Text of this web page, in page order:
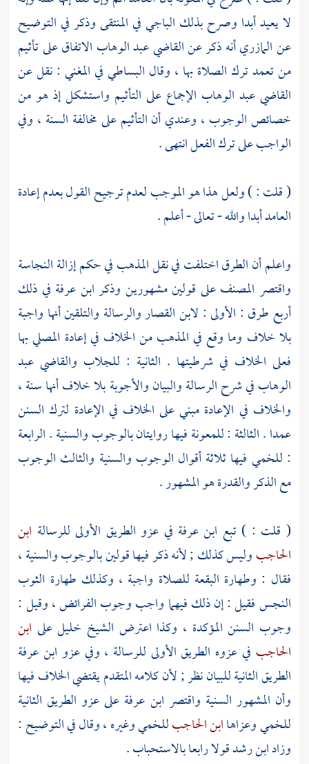
لا يعيد أبدا وصرح بذلك الباجيفي المنتقى وذكر في التوضيح
عنالمازريأنه ذكر عن القاضيعبد الوهاب الاتفاق على تأثيم
من تعمد ترك الصلاة بها ، وقال البساطيفي المغني : نقل عن
القاضي عبد الوهاب الإجماع على التأثيم واستشكل إذ هو من
خصائص الوجوب ، وعندي أن التأثيم على مخالفة السنة ، وفي
الواجب على ترك الفعل انتهى .
(قلت: ) ولعل هذا هو الموجب لعدم ترجيح القول بعدم إعادة
العامد أبدا والله - تعالى - أعلم .
واعلم أن الطرق اختلفت في نقل المذهب في حكم إزالة النجاسة
واقتصر المصنفعلى قولين مشهورين وذكرابن عرفة في ذلك
أربع طرق : الأولى : لابن القصاروالرسالة والتلقين أنها واجبة
بلا خلاف وما وقع في المذهب من الخلاف في إعادة المصلي بها
فعلى الخلاف في شرطيتها . الثانية : للجلاب والقاضي عبد
الوهابفي شرح الرسالة والبيان والأجوبة بلا خلاف أنها سنة ،
والخلاف في الإعادة مبني على الخلاف في الإعادة لترك السنن
عمدا . الثالثة : للمعونة فيها روايتان بالوجوب والسنية . الرابعة
: للخمي فيها ثلاثة أقوال الوجوب والسنية والثالث الوجوب
مع الذكر والقدرة هو المشهور .
( قلت : ) تبع ابن عرفة في عزو الطريق الأولى للرسالة ابن
الحاجبوليس كذلك ; لأنه ذكر فيها قولين بالوجوب والسنية ،
فقال : وطهارة البقعة للصلاة واجبة ، وكذلك طهارة الثوب
النجس فقيل : إن ذلك فيهما واجب وجوب الفرائض ، وقيل :
وجوب السنن المؤكدة ، وكذا اعترض الشيخ خليلعلى ابن
الحاجب في عزوه الطريق الأولى للرسالة ، وفي عزو ابن عرفة
الطريق الثانية للبيان نظر ; لأن كلامه المتقدم يقتضي الخلاف فيها
وأن المشهور السنية واقتصر ابن عرفة على عزو الطريق الثانية
للخميوعزاهاابن الحاجبللخميوغيره ، وقال في التوضيح :
وزادابن رشدقولا رابعا بالاستحباب .